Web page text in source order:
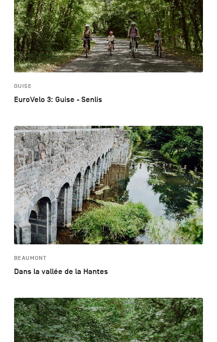
GUISE
EuroVelo 3: Guise - Senlis
BEAUMONT
Dans la vallée de la Hantes